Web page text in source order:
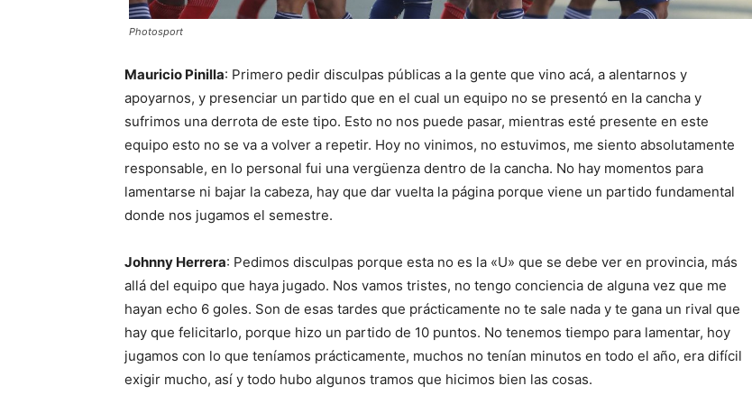
Photosport
Mauricio Pinilla: Primero pedir disculpas públicas a la gente que vino acá, a alentarnos y
apoyarnos, y presenciar un partido que en el cual un equipo no se presentó en la cancha y
sufrimos una derrota de este tipo. Esto no nos puede pasar, mientras esté presente en este
equipo esto no se va a volver a repetir. Hoy no vinimos, no estuvimos, me siento absolutamente
responsable, en lo personal fui una vergüenza dentro de la cancha. No hay momentos para
lamentarse ni bajar la cabeza, hay que dar vuelta la página porque viene un partido fundamental
donde nos jugamos el semestre.
Johnny Herrera: Pedimos disculpas porque esta no es la «U» que se debe ver en provincia, más
allá del equipo que haya jugado. Nos vamos tristes, no tengo conciencia de alguna vez que me
hayan echo 6 goles. Son de esas tardes que prácticamente no te sale nada y te gana un rival que
hay que felicitarlo, porque hizo un partido de 10 puntos. No tenemos tiempo para lamentar, hoy
jugamos con lo que teníamos prácticamente, muchos no tenían minutos en todo el año, era difícil
exigir mucho, así y todo hubo algunos tramos que hicimos bien las cosas.